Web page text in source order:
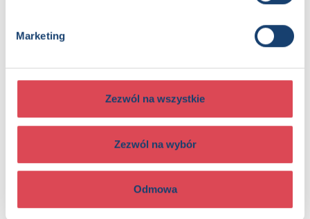
Marketing
Zezwól na wszystkie
Zezwól na wybór
Odmowa
Kraina Lodu, jakiej nie znasz! Znajdź tę moc. Antologia
5+, Dzieci (0-12)